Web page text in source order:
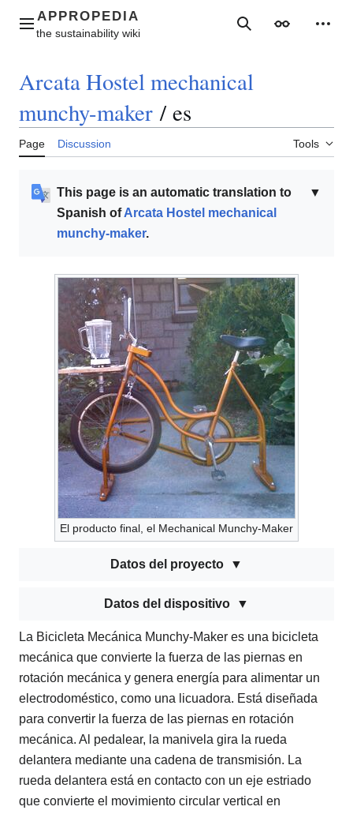
contentMain menu SearchAppearance
Arcata Hostel mechanical
munchy-maker / es
Page Discussion Tools
▼
This page is an automatic translation to
Spanish ofArcata Hostel mechanical
munchy-maker.
El producto final, el Mechanical Munchy-Maker
Datos del proyecto
Datos del dispositivo
La Bicicleta Mecánica Munchy-Maker es una bicicleta
mecánica que convierte la fuerza de las piernas en
rotación mecánica y genera energía para alimentar un
electrodoméstico, como una licuadora. Está diseñada
para convertir la fuerza de las piernas en rotación
mecánica. Al pedalear, la manivela gira la rueda
delantera mediante una cadena de transmisión. La
rueda delantera está en contacto con un eje estriado
que convierte el movimiento circular vertical en